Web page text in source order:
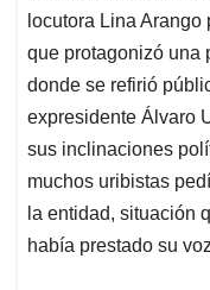
locutora Lina
que protagonizó una
donde se refirió
expresidente Álvaro
sus inclinaciones
muchos uribistas
la entidad, situación
había prestado su